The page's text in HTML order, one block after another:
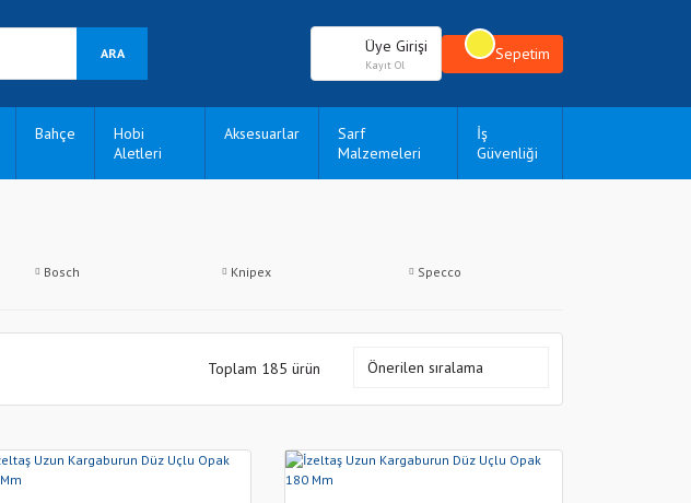
ARA Üye Girişi
Kayıt Ol
Sepetim
Bahçe
Hobi
Aletleri
Aksesuarlar
Sarf
Malzemeleri
İş
Güvenliği
Bosch Knipex Specco
Toplam 185 ürün